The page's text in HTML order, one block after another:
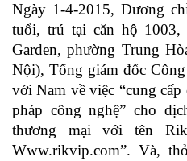
Ngày 1-4-2015, Dương
tuổi, trú tại căn hộ 1003,
Garden, phường Trung
Nội), Tổng giám đốc
với Nam về việc “cung
pháp công nghệ” cho
thương mại với tên
Www.rikvip.com”. Và,